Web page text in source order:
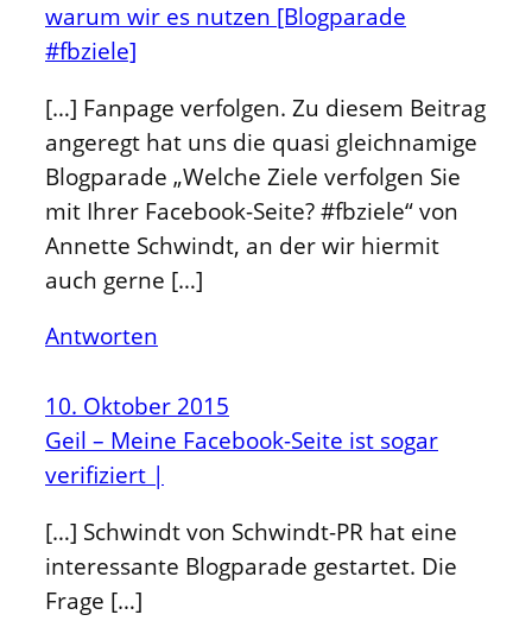
warum wir es nutzen [Blogparade
#fbziele]
[…] Fanpage verfolgen. Zu diesem Beitrag
angeregt hat uns die quasi gleichnamige
Blogparade „Welche Ziele verfolgen Sie
mit Ihrer Facebook-Seite? #fbziele“ von
Annette Schwindt, an der wir hiermit
auch gerne […]
Antworten
10. Oktober 2015
Geil – Meine Facebook-Seite ist sogar
verifiziert |
[…] Schwindt von Schwindt-PR hat eine
interessante Blogparade gestartet. Die
Frage […]